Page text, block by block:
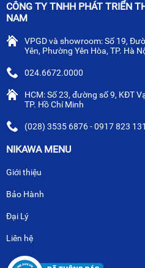
CÔNG TY TNHH PHÁT TRIỂN
NAM
VPGD và showroom: Số 19,
Yên, Phường Yên Hòa, TP. Hà
024.6672.0000
HCM: Số 23, đường số 9, KĐT
TP. Hồ Chí Minh
(028) 3535 6876 - 0917 823 131
NIKAWA MENU
Giới thiệu
Bảo Hành
Đại Lý
Liên hệ